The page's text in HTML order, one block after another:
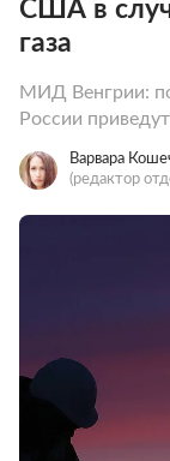
США в
газа
МИД Венгрии:
России
Варвара
(редактор